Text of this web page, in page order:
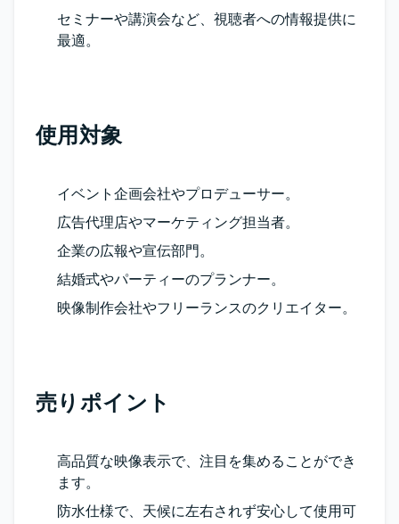
セミナーや講演会など、視聴者への情報提供に
最適。
使用対象
イベント企画会社やプロデューサー。
広告代理店やマーケティング担当者。
企業の広報や宣伝部門。
結婚式やパーティーのプランナー。
映像制作会社やフリーランスのクリエイター。
売りポイント
高品質な映像表示で、注目を集めることができ
ます。
防水仕様で、天候に左右されず安心して使用可